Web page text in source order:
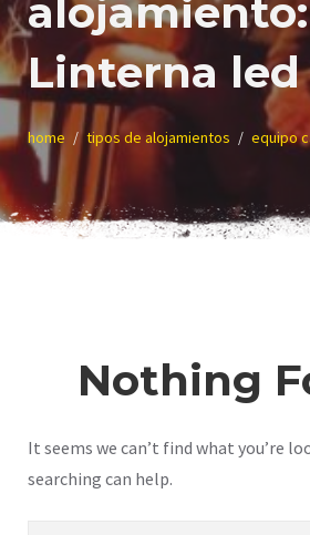
alojamiento:
Linterna led
home tipos de alojamientos equipo
Nothing
It seems we can’t find what you’re
searching can help.